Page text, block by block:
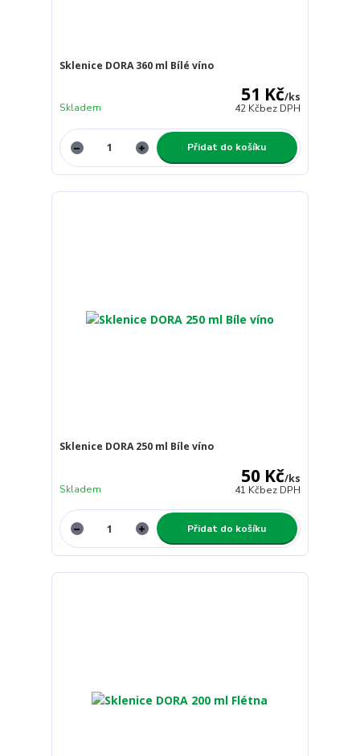
Sklenice DORA 360 ml Bílé víno
51 Kč/ks
42 Kčbez DPH
Skladem
Přidat do košíku
Sklenice DORA 250 ml Bíle víno
50 Kč/ks
41 Kčbez DPH
Skladem
Přidat do košíku